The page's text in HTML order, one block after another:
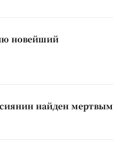
новейший
найден мертвым